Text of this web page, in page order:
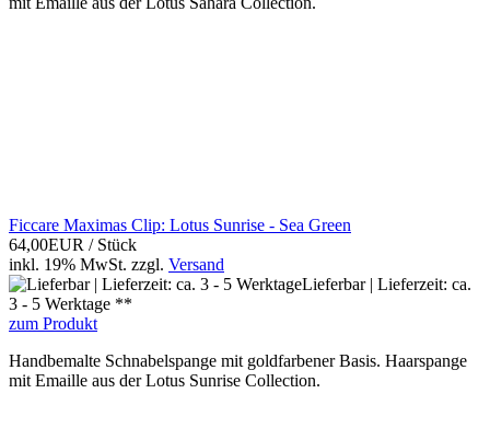
Ficcare Maximas Clip: Lotus Sunrise - Sea Green
64,00EUR / Stück
inkl. 19% MwSt. zzgl. Versand
Lieferbar | Lieferzeit: ca.
3 - 5 Werktage **
zum Produkt
Handbemalte Schnabelspange mit goldfarbener Basis. Haarspange
mit Emaille aus der Lotus Sunrise Collection.